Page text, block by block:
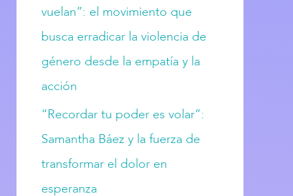
vuelan”: el movimiento que
busca erradicar la violencia de
género desde la empatía y la
acción
“Recordar tu poder es volar”:
Samantha Báez y la fuerza de
transformar el dolor en
esperanza